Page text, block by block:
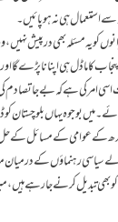
استعمال ہی نہ ہو پائیں۔
کو یہ مسئلہ بھی درپیش نہیں،
کا ماڈل ہی اپنا نا پڑے گا
امر کی ہے کہ بے جاتصادم
بوجوہ یہاں بلوچستان
۔ سندھ کے عوامی کے مسائل
سیاسی رہنماؤں کے درمیان
تبدیل کرنے جا رہے ہیں،